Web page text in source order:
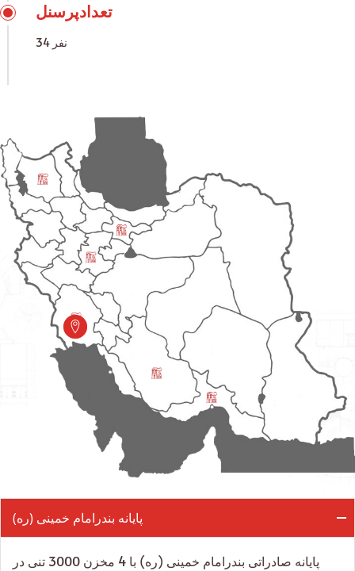
تعدادپرسنل
34 نفر
پایانه بندرامام خمینی (ره)
پایانه صادراتی بندرامام خمینی (ره) با 4 مخزن 3000 تنی در